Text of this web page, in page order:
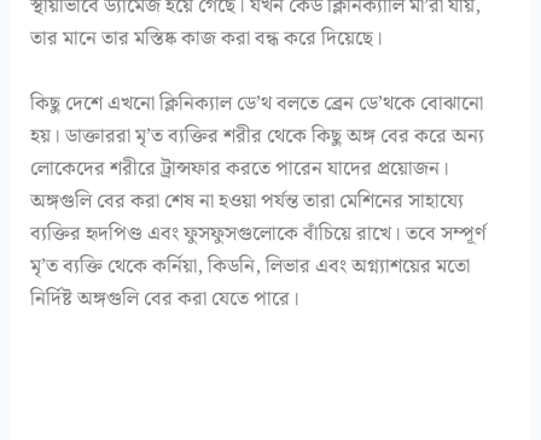
স্থায়ীভাবে ড্যামেজ হয়ে গেছে। যখন কেউ ক্লিনিক্যালি মা’রা যায়,
তার মানে তার মস্তিষ্ক কাজ করা বন্ধ করে দিয়েছে।
কিছু দেশে এখনো ক্লিনিক্যাল ডে’থ বলতে ব্রেন ডে’থকে বোঝানো
হয়। ডাক্তাররা মৃ’ত ব্যক্তির শরীর থেকে কিছু অঙ্গ বের করে অন্য
লোকেদের শরীরে ট্রান্সফার করতে পারেন যাদের প্রয়োজন।
অঙ্গগুলি বের করা শেষ না হওয়া পর্যন্ত তারা মেশিনের সাহায্যে
ব্যক্তির হৃদপিণ্ড এবং ফুসফুসগুলোকে বাঁচিয়ে রাখে। তবে সম্পূর্ণ
মৃ’ত ব্যক্তি থেকে কর্নিয়া, কিডনি, লিভার এবং অগ্ন্যাশয়ের মতো
নির্দিষ্ট অঙ্গগুলি বের করা যেতে পারে।